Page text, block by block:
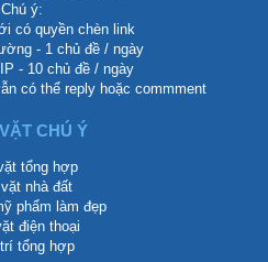
Chú ý:
có quyền chèn link
- 1 chủ đề / ngày
- 10 chủ đề / ngày
có thể reply hoặc commment
CHÚ Ý
tổng hợp
vặt nhà đất
phẩm làm đẹp
điện thoại
tổng hợp